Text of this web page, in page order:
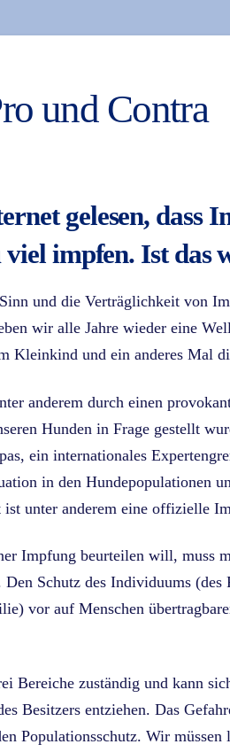
und Contra
gelesen, dass
viel impfen. Ist das
und die Verträglichkeit von
wir alle Jahre wieder eine
Kleinkind und ein anderes Mal
anderem durch einen
Hunden in Frage gestellt
ein internationales
in den Hundepopulationen
unter anderem eine offizielle
Impfung beurteilen will, muss
Schutz des Individuums (des
vor auf Menschen
Bereiche zuständig und kann
Besitzers entziehen. Das
Populationsschutz. Wir müssen